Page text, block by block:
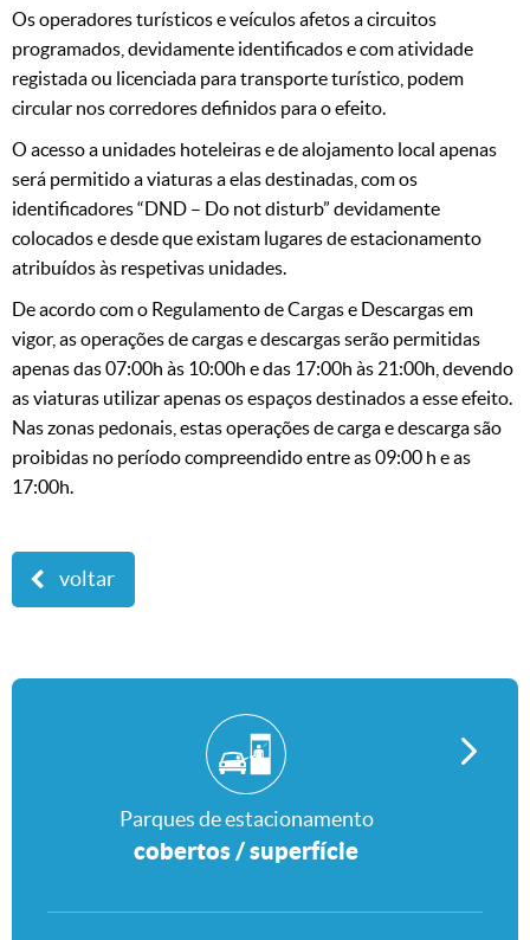
Os operadores turísticos e veículos afetos a circuitos
programados, devidamente identificados e com atividade
registada ou licenciada para transporte turístico, podem
circular nos corredores definidos para o efeito.
O acesso a unidades hoteleiras e de alojamento local apenas
será permitido a viaturas a elas destinadas, com os
identificadores “DND – Do not disturb” devidamente
colocados e desde que existam lugares de estacionamento
atribuídos às respetivas unidades.
De acordo com o Regulamento de Cargas e Descargas em
vigor, as operações de cargas e descargas serão permitidas
apenas das 07:00h às 10:00h e das 17:00h às 21:00h, devendo
as viaturas utilizar apenas os espaços destinados a esse efeito.
Nas zonas pedonais, estas operações de carga e descarga são
proibidas no período compreendido entre as 09:00 h e as
17:00h.
voltar
Parques de estacionamento
Parques de estacionamento
cobertos / superfície